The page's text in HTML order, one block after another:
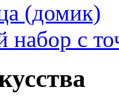
(домик)
набор с